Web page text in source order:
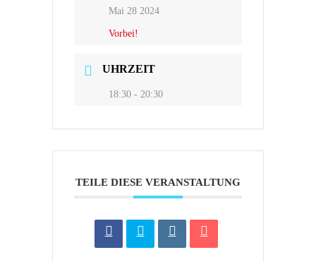
Mai 28 2024
Vorbei!
UHRZEIT
18:30 - 20:30
TEILE DIESE VERANSTALTUNG